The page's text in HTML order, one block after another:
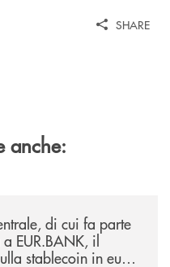
SHARE
anche:
di cui fa parte
EUR.BANK, il
stablecoin in euro